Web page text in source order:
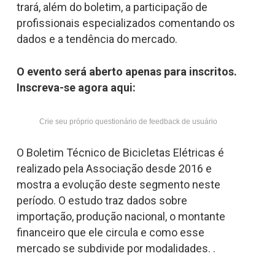
trará, além do boletim, a participação de
profissionais especializados comentando os
dados e a tendência do mercado.
O evento será aberto apenas para inscritos.
Inscreva-se agora aqui:
Crie seu próprio questionário de feedback de usuário
O Boletim Técnico de Bicicletas Elétricas é
realizado pela Associação desde 2016 e
mostra a evolução deste segmento neste
período. O estudo traz dados sobre
importação, produção nacional, o montante
financeiro que ele circula e como esse
mercado se subdivide por modalidades. .